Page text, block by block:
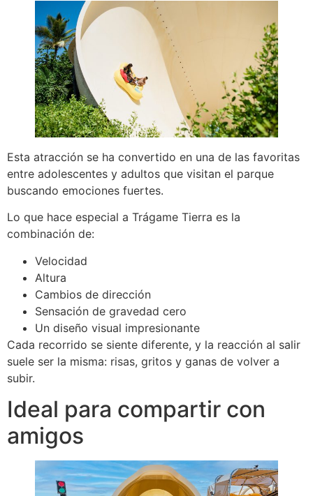
Esta atracción se ha convertido en una de las favoritas
entre adolescentes y adultos que visitan el parque
buscando emociones fuertes.
Lo que hace especial a Trágame Tierra es la
combinación de:
Velocidad
Altura
Cambios de dirección
Sensación de gravedad cero
Un diseño visual impresionante
Cada recorrido se siente diferente, y la reacción al salir
suele ser la misma: risas, gritos y ganas de volver a
subir.
Ideal para compartir con
amigos